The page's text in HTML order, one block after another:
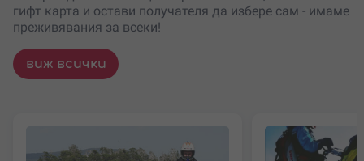
гифт карта и остави получателя да избере сам - имаме
преживявания за всеки!
виж всички